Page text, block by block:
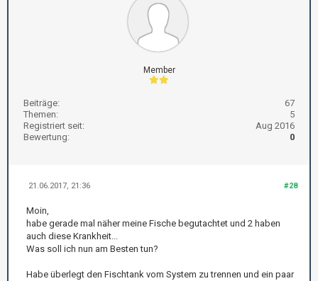
Member
Beiträge:
67
Themen:
5
Registriert seit:
Aug 2016
Bewertung:
0
#28
21.06.2017, 21:36
Moin,
habe gerade mal näher meine Fische begutachtet und 2 haben
auch diese Krankheit...
Was soll ich nun am Besten tun?
Habe überlegt den Fischtank vom System zu trennen und ein paar